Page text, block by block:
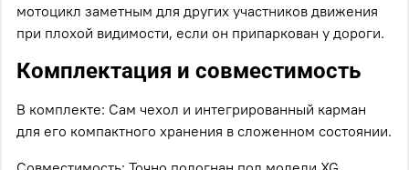
мотоцикл заметным для других участников движения
при плохой видимости, если он припаркован у дороги.
Комплектация и совместимость
В комплекте: Сам чехол и интегрированный карман
для его компактного хранения в сложенном состоянии.